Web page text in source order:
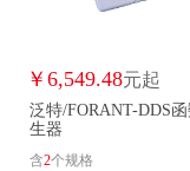
VSY/VSY
汇聚/WELLG 云粒方/WINNERSFUN
新三可/XSK
￥ 6,549.48元起
泛特/FORANT-DDS
生器
含2个规格